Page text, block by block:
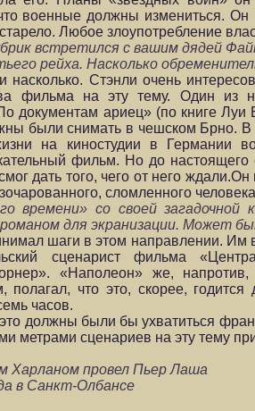
военные должны измениться.
Любое злоупотребление
встретился с вашим дядей
рейха. Насколько
насколько. Стэнли очень
фильма на эту тему. Один из
документам ариец» (по книге
были снимать в чешском Брно. В
на киностудии в Германии
фильм. Но до
дать того, чего от него
сломленного человека
времени» со своей загадочной
романом для экранизации. Может
шаги в этом направлении. Им
сценарист фильма
«Наполеон» же,
полагал, что это, скорее,
часов.
это должны были бы ухватиться
метрами сценариев на эту тему
Харланом провел Пьер Лаша
в Санкт-Олбансе